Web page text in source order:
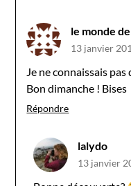
le monde
13 janvier
Je ne connaissais
Bon dimanche ! Bises
Répondre
lalydo
13 janvier